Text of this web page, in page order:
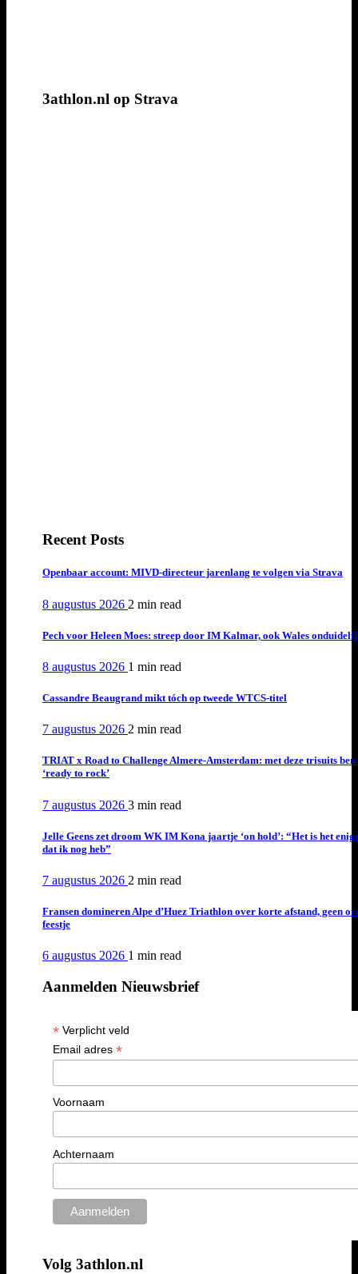
3athlon.nl op Strava
Recent Posts
Openbaar account: MIVD-directeur jarenlang te volgen via Strava
8 augustus 2026 2 min read
Pech voor Heleen Moes: streep door IM Kalmar, ook Wales
8 augustus 2026 1 min read
Cassandre Beaugrand mikt tóch op tweede WTCS-titel
7 augustus 2026 2 min read
TRIAT x Road to Challenge Almere-Amsterdam: met deze trisuits ben
‘ready to rock’
7 augustus 2026 3 min read
Jelle Geens zet droom WK IM Kona jaartje ‘on hold’: “Het is het
dat ik nog heb”
7 augustus 2026 2 min read
Fransen domineren Alpe d’Huez Triathlon over korte afstand, geen
feestje
6 augustus 2026 1 min read
Aanmelden Nieuwsbrief
*Verplicht veld
Email adres *
Voornaam
Achternaam
Volg 3athlon.nl